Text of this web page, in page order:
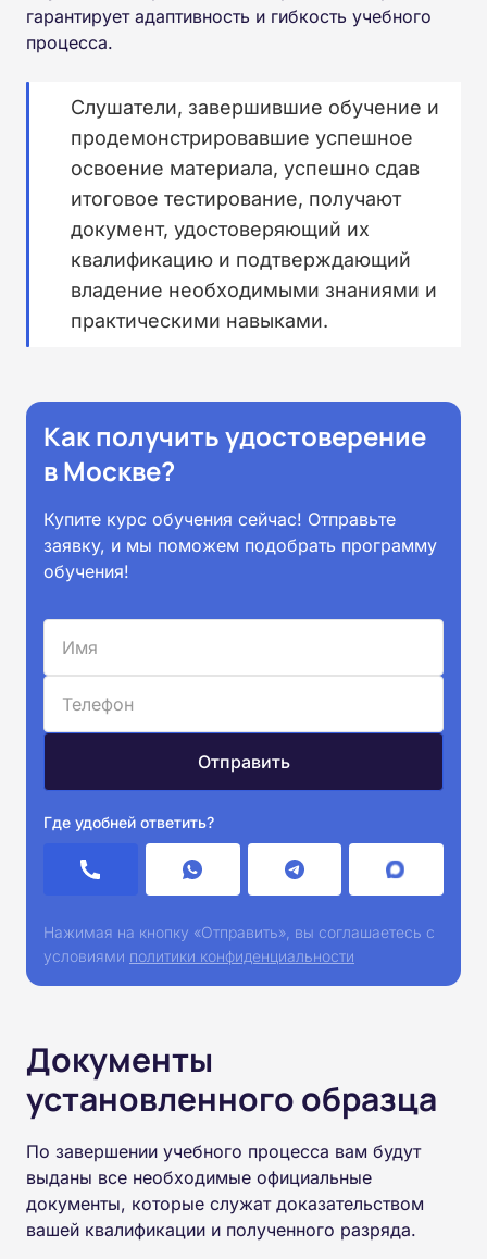
гарантирует адаптивность и гибкость учебного
процесса.
Слушатели, завершившие обучение и
продемонстрировавшие успешное
освоение материала, успешно сдав
итоговое тестирование, получают
документ, удостоверяющий их
квалификацию и подтверждающий
владение необходимыми знаниями и
практическими навыками.
Как получить удостоверение
в Москве?
Купите курс обучения сейчас! Отправьте
заявку, и мы поможем подобрать программу
обучения!
Где удобней ответить?
Нажимая на кнопку «Отправить», вы соглашаетесь с
условиями политики конфиденциальности
Документы
установленного образца
По завершении учебного процесса вам будут
выданы все необходимые официальные
документы, которые служат доказательством
вашей квалификации и полученного разряда.